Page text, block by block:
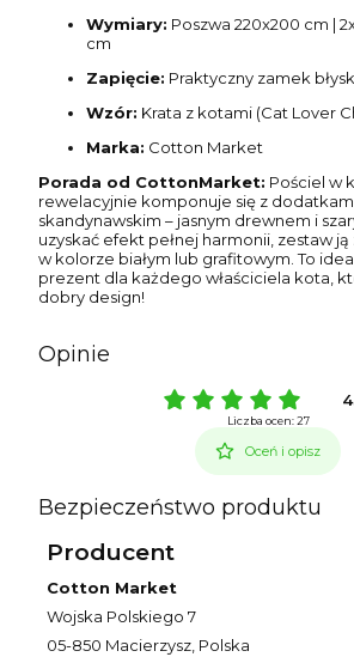
Wymiary: Poszwa 220x200 cm |
cm
Zapięcie: Praktyczny zamek
Wzór: Krata z kotami (Cat Lover
Marka: Cotton Market
Porada od CottonMarket: Pościel w
rewelacyjnie komponuje się z
skandynawskim – jasnym drewnem i
uzyskać efekt pełnej harmonii, zestaw
w kolorze białym lub grafitowym. To
prezent dla każdego właściciela kota,
dobry design!
Opinie
Liczba ocen: 27
Oceń i opisz
Bezpieczeństwo produktu
Producent
Cotton Market
Wojska Polskiego 7
05-850 Macierzysz, Polska